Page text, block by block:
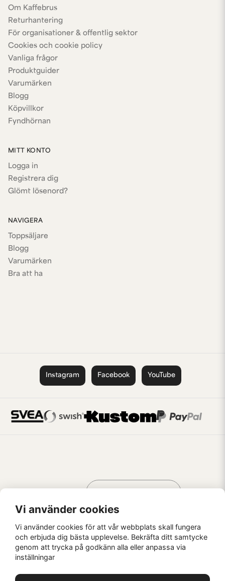
Om Kaffebrus
Returhantering
För organisationer & offentlig sektor
Cookies och cookie policy
Vanliga frågor
Produktguider
Varumärken
Blogg
Köpvillkor
Fyndhörnan
MITT KONTO
Logga in
Registrera dig
Glömt lösenord?
NAVIGERA
Toppsäljare
Blogg
Varumärken
Bra att ha
Instagram Facebook YouTube
Kaffebrus AB, Förskeppsgatan 2, 271 55 Ystad
AV KREATÖRER
Vi använder cookies
Vi använder cookies för att vår webbplats skall fungera
och erbjuda dig bästa upplevelse. Bekräfta ditt samtycke
genom att trycka på godkänn alla eller anpassa via
inställningar